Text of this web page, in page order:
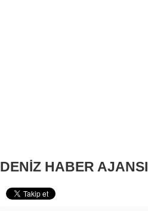
DENİZ HABER AJANSI